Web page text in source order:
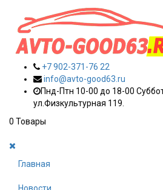
+7 902-371-76 22
info@avto-good63.ru
Пнд-Птн 10-00 до 18-00
ул.Физкультурная 119.
0 Товары
Главная